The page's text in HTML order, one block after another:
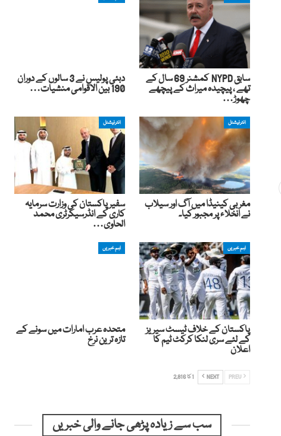
سابق NYPD کمشنر 69 سال کے
تھے ، پیچیدہ میراث کے پیچھے
چھوڑ…
دبئی پولیس نے 3 سالوں کے دوران
190 بین الاقوامی منشیات…
انٹرنیشنل
مغربی کینیڈا میں آگ اور سیلاب
نے انخلاء پر مجبور کیا۔
انٹرنیشنل
سفیرپاکستان کی وزارت سرمایہ
کاری کے انڈرسیکرٹری محمد
الحاوی…
اہم خبریں
پاکستان کے خلاف ٹیسٹ سیریز
کے لئے سری لنکا کرکٹ ٹیم کا
اعلان
اہم خبریں
متحدہ عرب امارات میں سونے کے
تازہ ترین نرخ
PREV
NEXT 1 کا 2,816
سب سے زیادہ پڑھی جانے والی خبریں